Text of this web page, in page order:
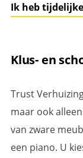
Ik heb
Klus- en
Trust
maar ook
van zware
een piano. U